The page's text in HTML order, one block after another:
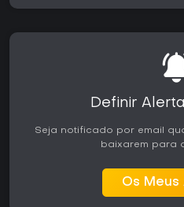
Definir
Seja notificado por email
baixarem para
Os Meus